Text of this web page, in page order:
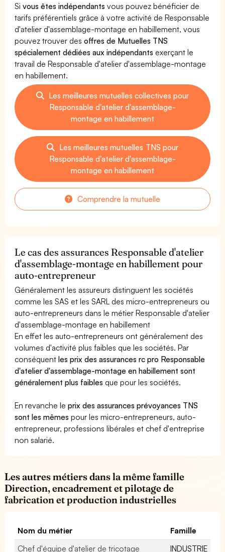
Sivous êtes indépendants vous pouvez bénéficier de
tarifs préférentiels grâce à votre activité de Responsable
d'atelier d'assemblage-montage en habillement, vous
pouvez trouver desoffres de Mutuelles TNS
spécialement dédiées aux indépendants exerçant le
travail de Responsable d'atelier d'assemblage-montage
en habillement.
Les meilleures mutuelles collectives pour
Responsable d'atelier d'assemblage-
montage en habillement
Les meilleures mutuelles TNS pour
Responsable d'atelier d'assemblage-
montage en habillement
Comprendre la mutuelle
Le cas des assurances Responsable d'atelier
d'assemblage-montage en habillement pour
auto-entrepreneur
Généralement les assureurs distinguent les sociétés
comme les SAS et les SARL des micro-entrepreneurs ou
auto-entrepreneurs dans le métier Responsable d'atelier
d'assemblage-montage en habillement
En effet les auto-entrepreneurs ont généralement des
volumes d'activité plus faibles que les sociétés. Par
conséquentles prix des assurances rc pro Responsable
d'atelier d'assemblage-montage en habillement sont
généralement plus faibles que pour les sociétés.
En revanche leprix des assurances prévoyances TNS
sont les mêmes pour les micro-entrepreneurs, auto-
entrepreneur, professions libérales et chef d'entreprise
non salarié.
Les autres métiers dans la même famille
Direction, encadrement et pilotage de
fabrication et production industrielles
Nom du métier
Famille
Chef d'équipe d'atelier de tricotage
INDUSTRIE